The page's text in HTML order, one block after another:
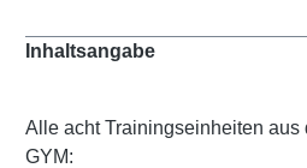
Inhaltsangabe
Alle acht Trainingseinheiten aus
GYM: